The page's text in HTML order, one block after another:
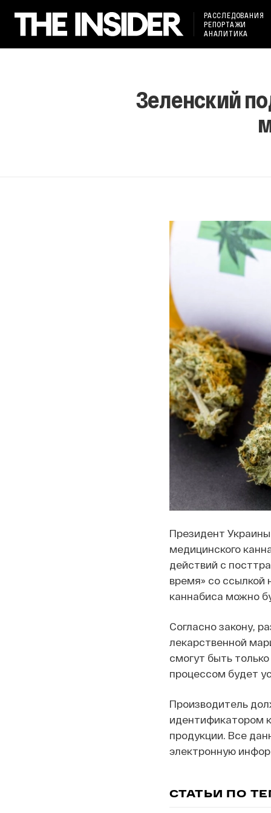
РАССЛЕДОВАНИЯ
РЕПОРТАЖИ
АНАЛИТИКА
Зеленский
Президент
медицинского
действий с
время» со ссылкой
каннабиса можно
Согласно закону,
лекарственной
смогут быть
процессом будет
Производитель
идентификатором
продукции. Все
электронную
СТАТЬИ ПО